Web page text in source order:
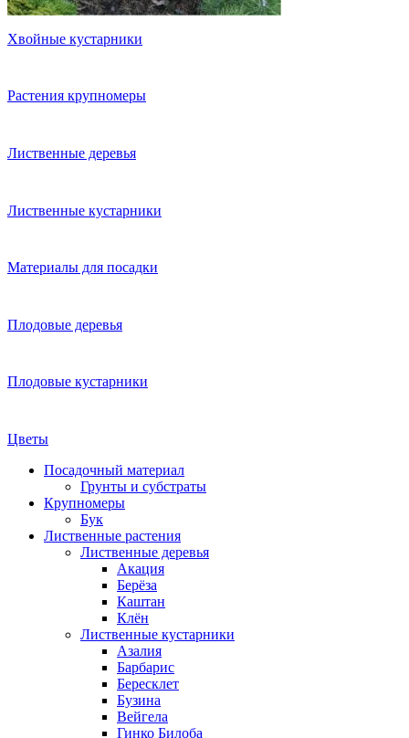
Хвойные кустарники
Растения крупномеры
Лиственные деревья
Лиственные кустарники
Материалы для посадки
Плодовые деревья
Плодовые кустарники
Цветы
Посадочный материал
Грунты и субстраты
Крупномеры
Бук
Лиственные растения
Лиственные деревья
Акация
Берёза
Каштан
Клён
Лиственные кустарники
Азалия
Барбарис
Бересклет
Бузина
Вейгела
Гинко Билоба